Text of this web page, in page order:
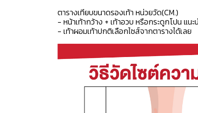
ตารางเทียบขนาดรองเท้า หน่วยวัด(CM.)
- หน้าเท้ากว้าง + เท้าอวบ หรือกระดูกโปน แนะ
- เท้าผอมเท้าปกติเลือกไซส์จากตารางได้เลย